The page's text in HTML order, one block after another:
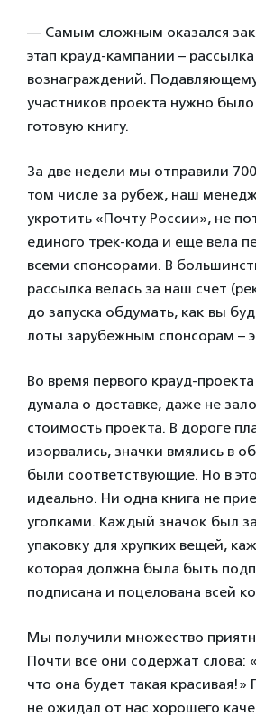
— Самым сложным оказался
этап крауд-кампании – рассылка
вознаграждений.
участников проекта нужно
готовую книгу.
За две недели мы отправили
том числе за рубеж, наш
укротить «Почту России», не
единого трек-кода и еще вела
всеми спонсорами. В
рассылка велась за наш счет
до запуска обдумать, как вы
лоты зарубежным спонсорам –
Во время первого крауд-
думала о доставке, даже не
стоимость проекта. В дороге
изорвались, значки вмялись в
были соответствующие. Но в
идеально. Ни одна книга не
уголками. Каждый значок был
упаковку для хрупких вещей,
которая должна была быть
подписана и поцелована всей
Мы получили множество
Почти все они содержат слова:
что она будет такая красивая!»
не ожидал от нас хорошего